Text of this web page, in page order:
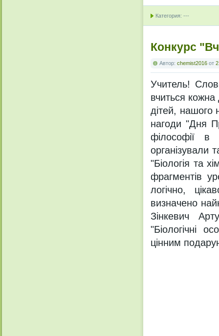
Категория: ---
Конкурс
Автор: chemist2016 от
Учитель!
вчиться
дітей, нашого
нагоди "Дня
філософії в
організували
"Біологія та
фрагментів
логічно,
визначено
Зінкевич
"Біологічні
цінним